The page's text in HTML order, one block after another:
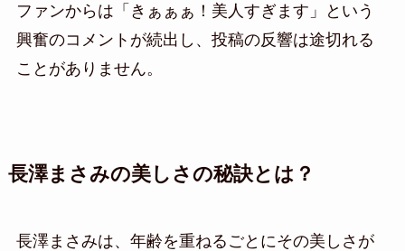
ファンからは「きぁぁぁ！美人すぎます」という
興奮のコメントが続出し、投稿の反響は途切れる
ことがありません。
長澤まさみの美しさの秘訣とは？
長澤まさみは、年齢を重ねるごとにその美しさが